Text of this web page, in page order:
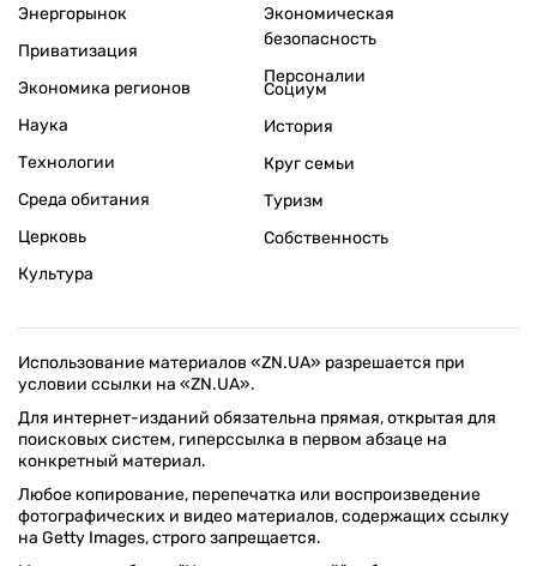
Энергорынок
Приватизация
Экономика регионов
Экономическая
безопасность
Персоналии
Наука
Технологии
Среда обитания
Церковь
Культура
Социум
История
Круг семьи
Туризм
Собственность
Использование материалов «ZN.UA» разрешается при
условии ссылки на «ZN.UA».
Для интернет-изданий обязательна прямая, открытая для
поисковых систем, гиперссылка в первом абзаце на
конкретный материал.
Любое копирование, перепечатка или воспроизведение
фотографических и видео материалов, содержащих ссылку
на Getty Images, строго запрещается.